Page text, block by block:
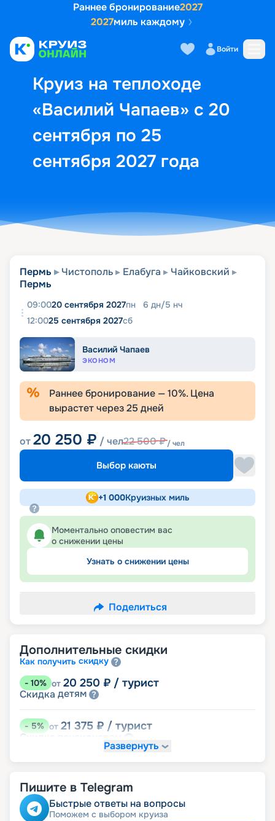
Раннее бронирование2027
2027миль каждому
Войти
Круиз на теплоходе
«Василий Чапаев» с 20
сентября по 25
сентября 2027 года
Выбор кают Маршрут и
Пермь Чистополь Елабуга
Чайковский
Пермь
09:0020 сентября 2027пн 6 дн/5 нч
12:0025 сентября 2027сб
Василий Чапаев
ЭКОНОМ
Раннее бронирование —10%. Цена
вырастет через25 дней
от20 250 ₽ / чел22 500₽/ чел
Выбор каюты
+1 000Круизных миль
Моментально оповестим вас
о снижении цены
Узнать о снижении цены
Поделиться
Дополнительные скидки
Как получить скидку
- 10% от 20 250 ₽ / турист
Скидка детям
-5% от 21 375 ₽ / турист
Скидка
Развернуть
Пишите в Telegram
Быстрые ответы на вопросы
Поможем с выбором круиза